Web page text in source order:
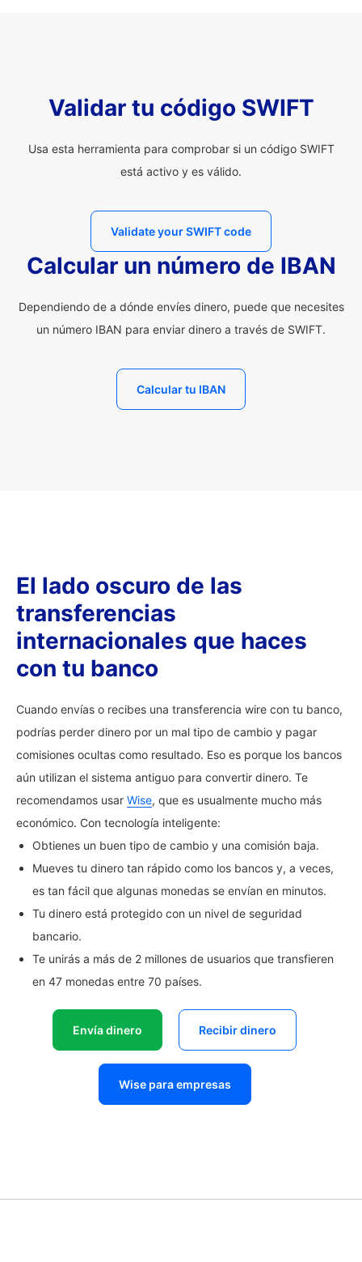
Validar tu código SWIFT
Usa esta herramienta para comprobar si un código SWIFT
está activo y es válido.
Validate your SWIFT code
Calcular un número de IBAN
Dependiendo de a dónde envíes dinero, puede que necesites
un número IBAN para enviar dinero a través de SWIFT.
Calcular tu IBAN
El lado oscuro de las
transferencias
internacionales que haces
con tu banco
Cuando envías o recibes una transferencia wire con tu banco,
podrías perder dinero por un mal tipo de cambio y pagar
comisiones ocultas como resultado. Eso es porque los bancos
aún utilizan el sistema antiguo para convertir dinero. Te
recomendamos usar Wise, que es usualmente mucho más
económico. Con tecnología inteligente:
Obtienes un buen tipo de cambio y una comisión baja.
Mueves tu dinero tan rápido como los bancos y, a veces,
es tan fácil que algunas monedas se envían en minutos.
Tu dinero está protegido con un nivel de seguridad
bancario.
Te unirás a más de 2 millones de usuarios que transfieren
en 47 monedas entre 70 países.
Envía dinero Recibir dinero
Wise para empresas